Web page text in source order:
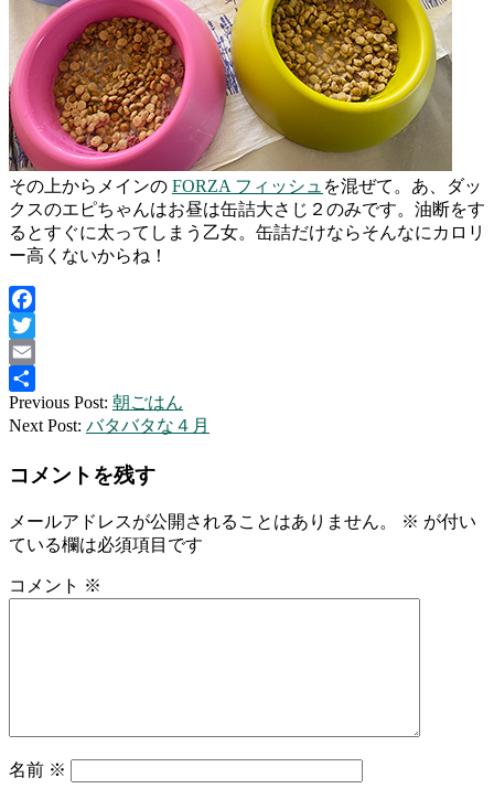
その上からメインの FORZA フィッシュ を混ぜて。あ、ダッ
クスのエピちゃんはお昼は缶詰大さじ２のみです。油断をす
るとすぐに太ってしまう乙女。缶詰だけならそんなにカロリ
ー高くないからね！
Facebook
Twitter
Email
共
有
2021-
03-
Previous Post: 朝ごはん
Next Post: バタバタな４月
コメントを残す
メールアドレスが公開されることはありません。 ※ が付い
ている欄は必須項目です
コメント ※
名前 ※